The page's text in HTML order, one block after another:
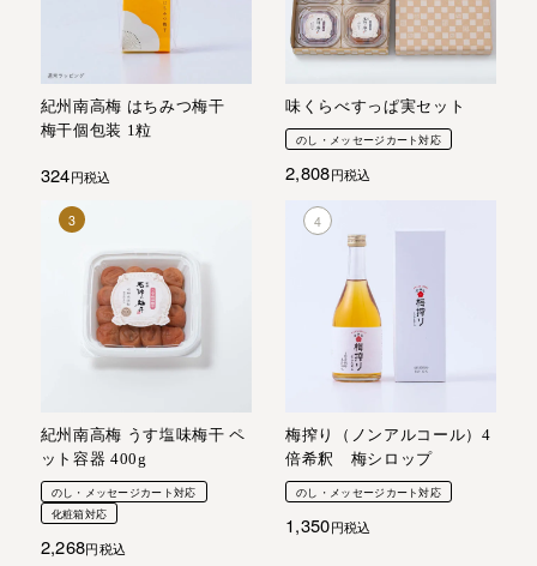
紀州南高梅 はちみつ梅干
梅干個包装 1粒
324 税込
味くらべすっぱ実セット
のし・メッセージカート対応
2,808 税込
紀州南高梅 うす塩味梅干 ペ
ット容器 400g
のし・メッセージカート対応
化粧箱対応
2,268 税込
梅搾り（ノンアルコール）4
倍希釈 梅シロップ
のし・メッセージカート対応
1,350 税込